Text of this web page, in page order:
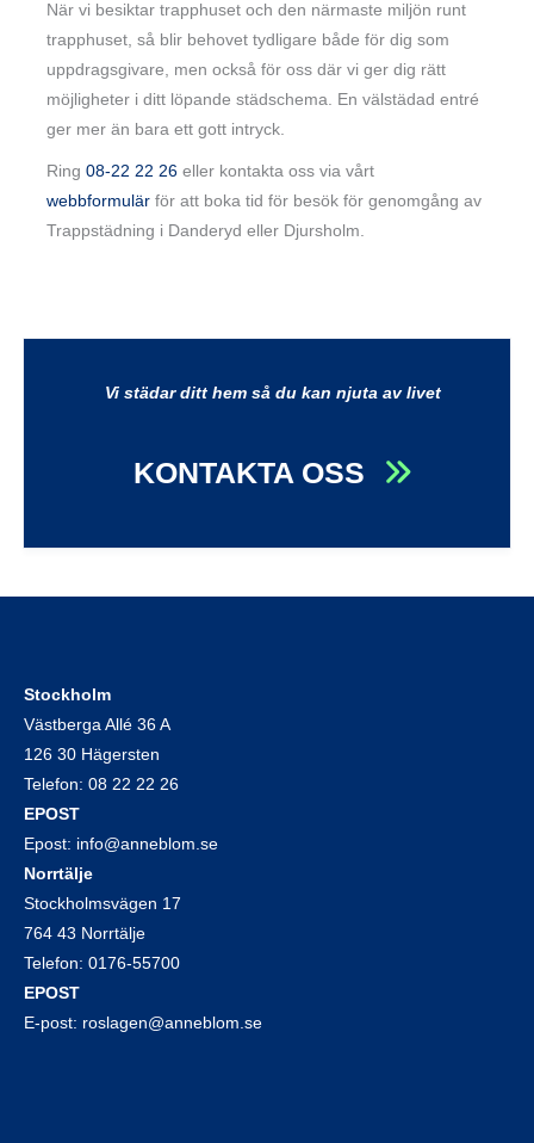
När vi besiktar trapphuset och den närmaste miljön runt
trapphuset, så blir behovet tydligare både för dig som
uppdragsgivare, men också för oss där vi ger dig rätt
möjligheter i ditt löpande städschema. En välstädad entré
ger mer än bara ett gott intryck.
Ring08-22 22 26 eller kontakta oss via vårt
webbformulär för att boka tid för besök för genomgång av
Trappstädning i Danderyd eller Djursholm.
Vi städar ditt hem så du kan njuta av livet
KONTAKTA OSS
Stockholm
Västberga Allé 36 A
126 30 Hägersten
Telefon: 08 22 22 26
EPOST
Epost: info@anneblom.se
Norrtälje
Stockholmsvägen 17
764 43 Norrtälje
Telefon: 0176-55700
EPOST
E-post: roslagen@anneblom.se